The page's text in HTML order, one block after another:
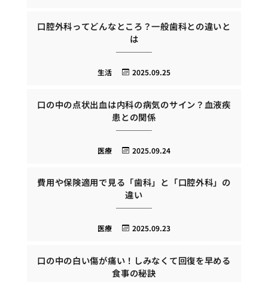
口腔外科ってどんなところ？一般歯科との違いと
は
2025.09.25
生活
口の中の点状出血は内科の病気のサイン？血液疾
患との関係
2025.09.24
医療
費用や保険適用で見る「歯科」と「口腔外科」の
違い
2025.09.23
医療
口の中の白い傷が痛い！しみなくて回復を早める
食事の秘訣